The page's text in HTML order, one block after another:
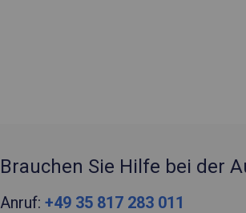
Brauchen Sie Hilfe bei der
Anruf: +49 35 817 283 011